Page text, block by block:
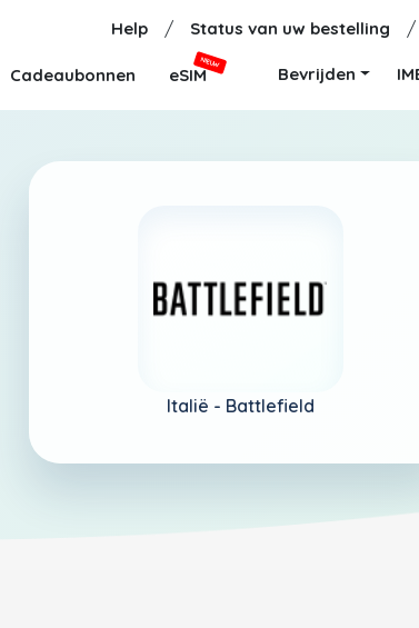
Help / Status van uw bestelling /
Cadeaubonnen eSIM
NIEUW
Bevrijden
Italië - Battlefield